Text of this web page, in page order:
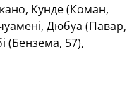
Кунде (Коман,
Дюбуа (Павар,
(Бензема, 57),